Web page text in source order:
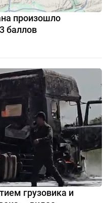
произошло
баллов
грузовика и